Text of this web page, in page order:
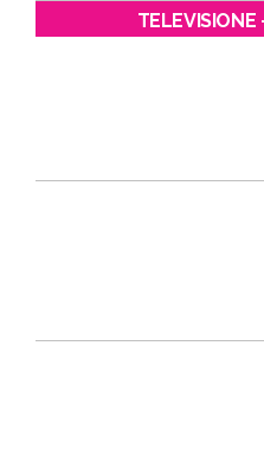
TELEVISIONE